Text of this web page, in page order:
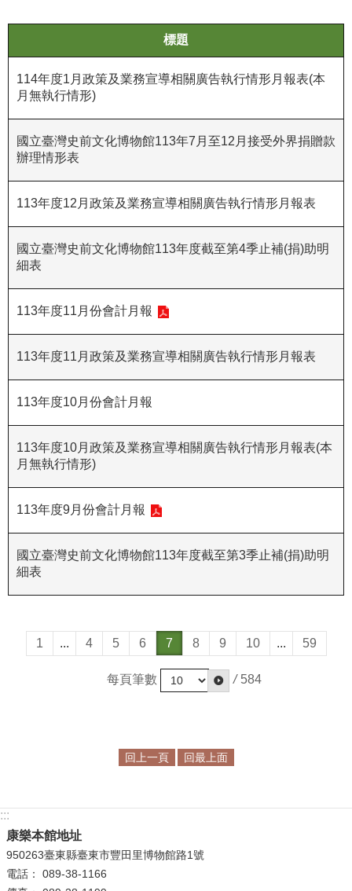
務
信
箱
站
導
覽
S
網
站
開
放
宣
隱
私
權
保
政
策
資
書
政
標題
114年度1月政策及業務宣導相關廣告執行情形月報表(本
月無執行情形)
國立臺灣史前文化博物館113年7月至12月接受外界捐贈款
辦理情形表
113年度12月政策及業務宣導相關廣告執行情形月報表
國立臺灣史前文化博物館113年度截至第4季止補(捐)助明
細表
113年度11月份會計月報
113年度11月政策及業務宣導相關廣告執行情形月報表
113年度10月份會計月報
113年度10月政策及業務宣導相關廣告執行情形月報表(本
月無執行情形)
113年度9月份會計月報
國立臺灣史前文化博物館113年度截至第3季止補(捐)助明
細表
1 ... 4 5 6 7 8 9 10 ... 59
每頁筆數 / 584
回上一頁 回最上面
:::
康樂本館地址
950263臺東縣臺東市豐田里博物館路1號
電話： 089-38-1166